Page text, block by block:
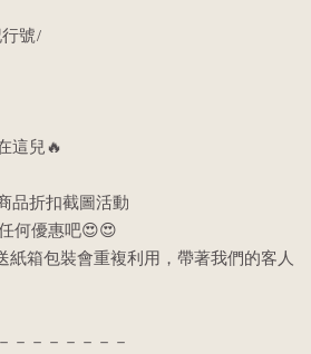
號/
這兒🔥
品折扣截圖活動
何優惠吧😍😍
箱包裝會重複利用，帶著我們的客人
－－－－－－－